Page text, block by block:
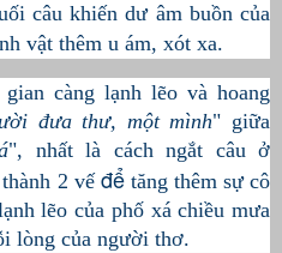
câu khiến dư âm buồn của
vật thêm u ám, xót xa.
càng lạnh lẽo và hoang
đưa thư, một mình" giữa
", nhất là cách ngắt câu ở
2 vếđểtăng thêm sự cô
lẽo của phố xá chiều mưa
lòng của người thơ.